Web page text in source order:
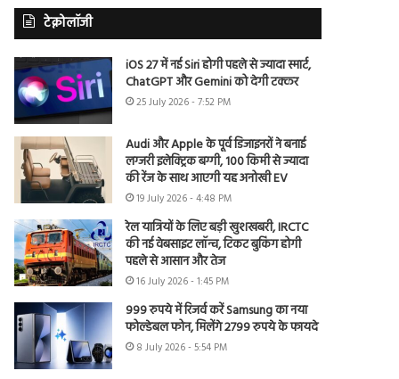
टेक्नोलॉजी
iOS 27 में नई Siri होगी पहले से ज्यादा स्मार्ट,
ChatGPT और Gemini को देगी टक्कर
25 July 2026 - 7:52 PM
Audi और Apple के पूर्व डिजाइनरों ने बनाई
लग्जरी इलेक्ट्रिक बग्गी, 100 किमी से ज्यादा
की रेंज के साथ आएगी यह अनोखी EV
19 July 2026 - 4:48 PM
रेल यात्रियों के लिए बड़ी खुशखबरी, IRCTC
की नई वेबसाइट लॉन्च, टिकट बुकिंग होगी
पहले से आसान और तेज
16 July 2026 - 1:45 PM
999 रुपये में रिजर्व करें Samsung का नया
फोल्डेबल फोन, मिलेंगे 2799 रुपये के फायदे
8 July 2026 - 5:54 PM